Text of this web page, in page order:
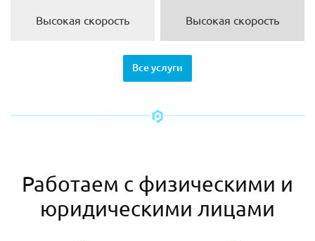
Высокая скорость
Высокая скорость
Все услуги
Работаем с физическими и
юридическими лицами